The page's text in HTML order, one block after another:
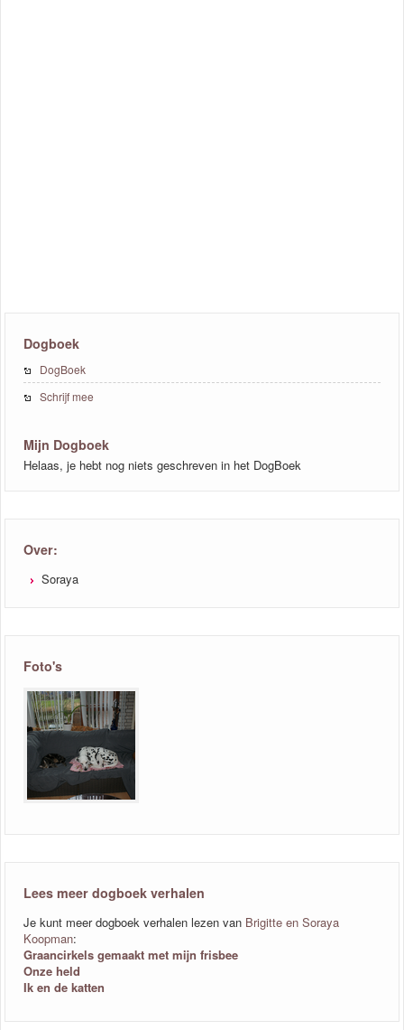
Dogboek
DogBoek
Schrijf mee
Mijn Dogboek
Helaas, je hebt nog niets geschreven in het DogBoek
Over:
Soraya
Foto's
Lees meer dogboek verhalen
Je kunt meer dogboek verhalen lezen van Brigitte en Soraya
Koopman:
Graancirkels gemaakt met mijn frisbee
Onze held
Ik en de katten